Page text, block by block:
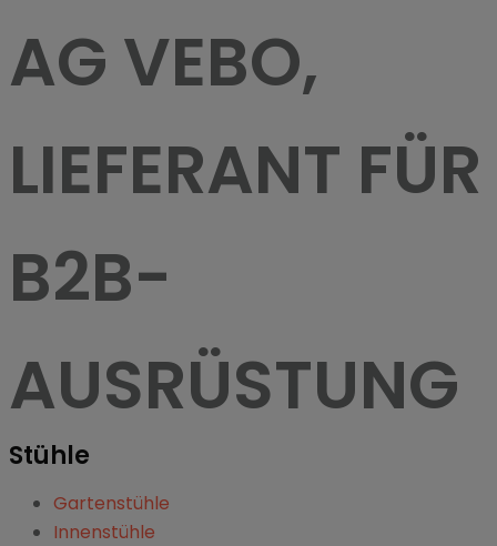
AG VEBO,
LIEFERANT FÜR
B2B-
AUSRÜSTUNG
Stühle
Gartenstühle
Innenstühle